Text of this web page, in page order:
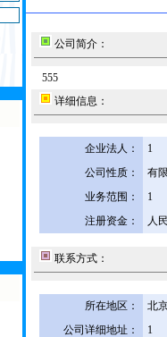
公司简介：
555
详细信息：
企业法人：
1
公司性质：
有
业务范围：
1
注册资金：
人
联系方式：
所在地区：
北
公司详细地址：
1